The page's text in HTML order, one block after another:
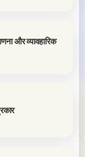
और व्यावहारिक